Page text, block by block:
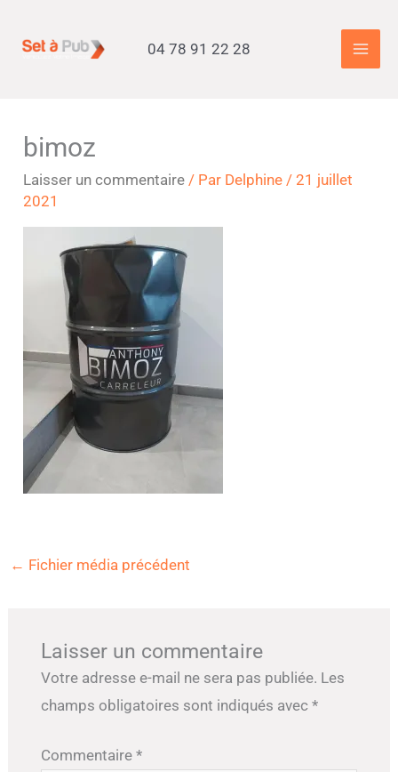
04 78 91 22 28
bimoz
Laisser un commentaire / Par Delphine/21 juillet
2021
← Fichier média précédent
Laisser un commentaire
Votre adresse e-mail ne sera pas publiée. Les
champs obligatoires sont indiqués avec *
Commentaire *